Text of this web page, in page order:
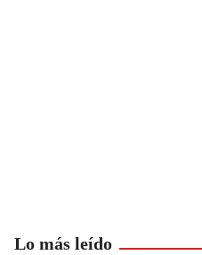
Lo más leído